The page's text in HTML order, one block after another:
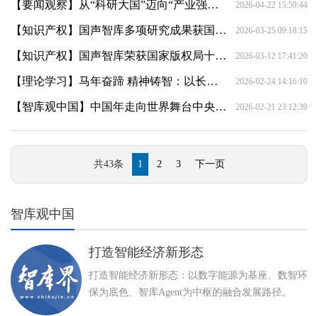
2026-04-22 15:59:44
【要闻观察】从“科研大国”迈向“产业强国”：国声智库发布生物制造十年战略路径报告
2026-03-25 09:18:15
【知识产权】国声智库多项研究成果获国家版权局作品登记证书
2026-03-12 17:41:20
【知识产权】国声智库荣获国家版权局十多项著作权登记证书，构筑“智库+知识产权”新范式
2026-02-24 14:16:10
【理论学习】马年奋蹄 精神铸智：以长征精神引领新型智库高质量发展
2026-02-21 23:12:39
【智库观中国】中国年走向世界舞台中央——国声智库联合发布《中国年国际影响力智库报告》
共43条 1 2 3 下一页
智库观中国
打造智能经济新形态
打造智能经济新形态：以数字能源为基座、数智环
保为底色、智库Agent为中枢的融合发展路径。